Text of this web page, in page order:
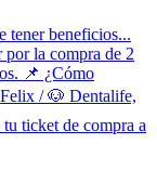
tener beneficios...
por la compra de 2
📌 ¿Cómo
/ 🐶 Dentalife,
ticket de compra a